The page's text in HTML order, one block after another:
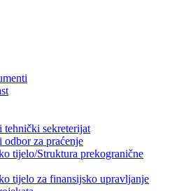
tehnički sekreterijat
odbor za praćenje
tijelo/Struktura prekogranične
tijelo za finansijsko upravljanje